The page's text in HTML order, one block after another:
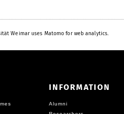
Weimar uses Matomo for web analytics.
INFORMATION
Alumni